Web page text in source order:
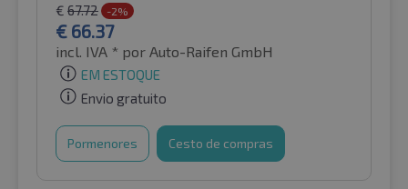
€ 67.72 -2%
€ 66.37
incl. IVA * por Auto-Raifen GmbH
EM ESTOQUE
Envio gratuito
Pormenores Cesto de compras